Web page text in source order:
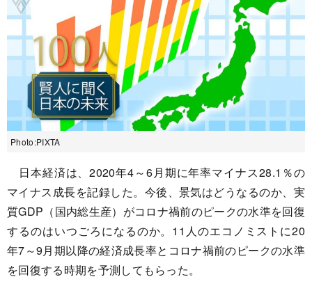
Photo:PIXTA
日本経済は、2020年4～6月期に年率マイナス28.1％の
マイナス成長を記録した。今後、景気はどうなるのか、実
質GDP（国内総生産）がコロナ禍前のピークの水準を回復
するのはいつごろになるのか。11人のエコノミストに20
年7～9月期以降の経済成長率とコロナ禍前のピークの水準
を回復する時期を予測してもらった。